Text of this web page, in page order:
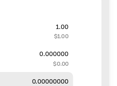
1.00
$1.00
0.000000
$0.00
0.00000000